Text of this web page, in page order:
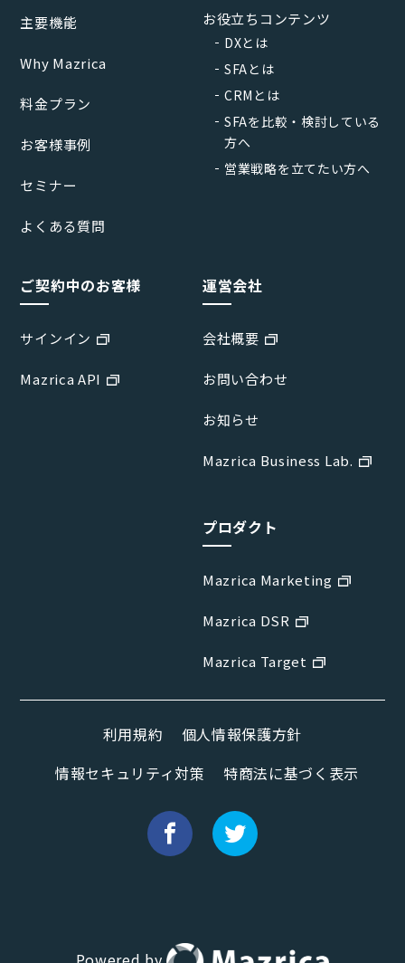
主要機能
Why Mazrica
料金プラン
お客様事例
セミナー
よくある質問
お役立ちコンテンツ
DXとは
SFAとは
CRMとは
SFAを比較・検討している
方へ
営業戦略を立てたい方へ
ご契約中のお客様
サインイン
Mazrica API
運営会社
会社概要
お問い合わせ
お知らせ
Mazrica Business Lab.
プロダクト
Mazrica Marketing
Mazrica DSR
Mazrica Target
利用規約
個人情報保護方針
情報セキュリティ対策
特商法に基づく表示